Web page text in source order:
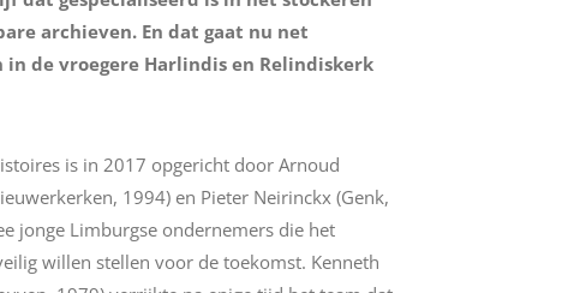
archieven. En dat gaat nu net
in de vroegere Harlindis en Relindiskerk
is in 2017 opgericht door Arnoud
1994) en Pieter Neirinckx (Genk,
jonge Limburgse ondernemers die het
willen stellen voor de toekomst. Kenneth